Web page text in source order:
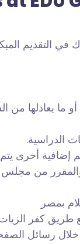
للعام الجامعي 2024-
ما يعادلها من
أخرى يتم
من مجلس
بمصر
طريق كفر
رسائل الصفحة